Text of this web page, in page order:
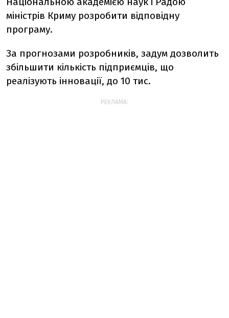
міністрів Криму розробити відповідну
програму.
За прогнозами розробників, задум дозволить
збільшити кількість підприємців, що
реалізують інновації, до 10 тис.
РЕКЛАМА: